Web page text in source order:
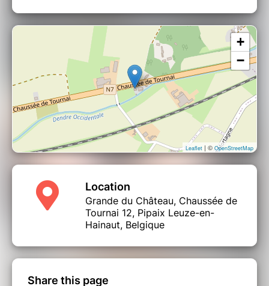
Organisé en collaboration avec le Cercle d’Histoire et
d’Archéologie de Leuze et les propriétaires du
+
−
Leaflet | © OpenStreetMap
Location
Grande du Château, Chaussée de
Tournai 12, Pipaix Leuze-en-
Hainaut, Belgique
Share this page